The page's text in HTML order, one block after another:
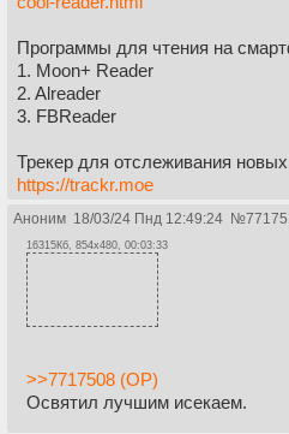
Программы для чтения на
1. Moon+ Reader
2. Alreader
3. FBReader
Трекер для отслеживания новых
https://trackr.moe
http://www.mangaupdates.com/
Аноним 18/03/24 Пнд 12:49:24 №
16315Кб, 854x480, 00:03:33
>>7717508 (OP)
Освятил лучшим исекаем.